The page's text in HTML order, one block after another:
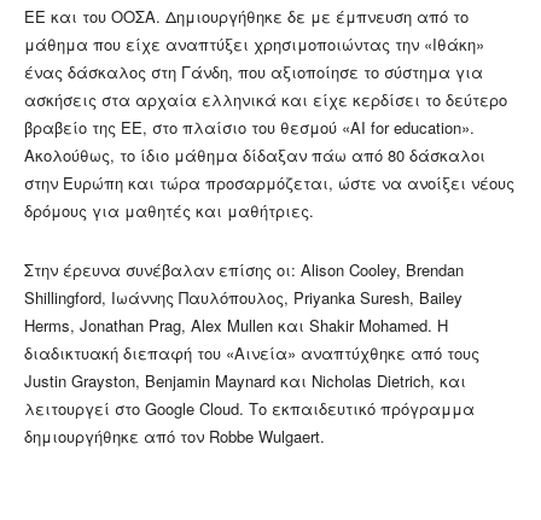
ΕΕ και του ΟΟΣΑ. Δημιουργήθηκε δε με έμπνευση από το
μάθημα που είχε αναπτύξει χρησιμοποιώντας την «Ιθάκη»
ένας δάσκαλος στη Γάνδη, που αξιοποίησε το σύστημα για
ασκήσεις στα αρχαία ελληνικά και είχε κερδίσει το δεύτερο
βραβείο της ΕΕ, στο πλαίσιο του θεσμού «ΑΙ for education».
Ακολούθως, το ίδιο μάθημα δίδαξαν πάω από 80 δάσκαλοι
στην Ευρώπη και τώρα προσαρμόζεται, ώστε να ανοίξει νέους
δρόμους για μαθητές και μαθήτριες.
Στην έρευνα συνέβαλαν επίσης οι: Alison Cooley, Brendan
Shillingford, Ιωάννης Παυλόπουλος, Priyanka Suresh, Bailey
Herms, Jonathan Prag, Alex Mullen και Shakir Mohamed. Η
διαδικτυακή διεπαφή του «Αινεία» αναπτύχθηκε από τους
Justin Grayston, Benjamin Maynard και Nicholas Dietrich, και
λειτουργεί στο Google Cloud. Το εκπαιδευτικό πρόγραμμα
δημιουργήθηκε από τον Robbe Wulgaert.